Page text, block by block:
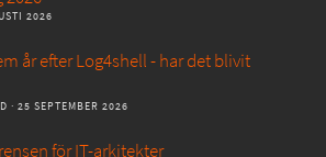
2026
år efter Log4shell - har det blivit
· 25 SEPTEMBER 2026
för IT-arkitekter